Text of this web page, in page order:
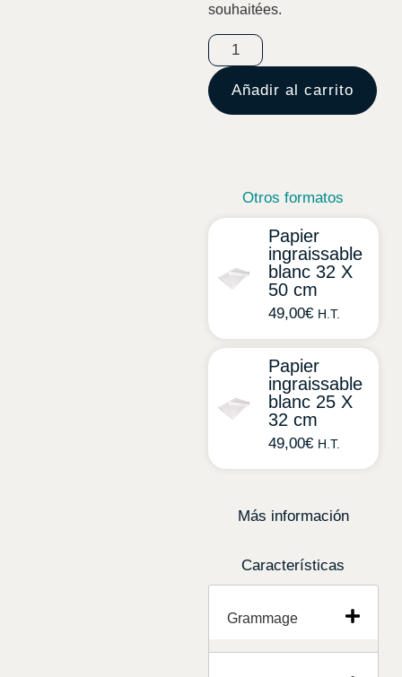
souhaitées.
Añadir al carrito
Otros formatos
Más información
Características
Papier
ingraissable
blanc 32 X
50 cm
49,00€ H.T.
Papier
ingraissable
blanc 25 X
32 cm
49,00€ H.T.
Grammage